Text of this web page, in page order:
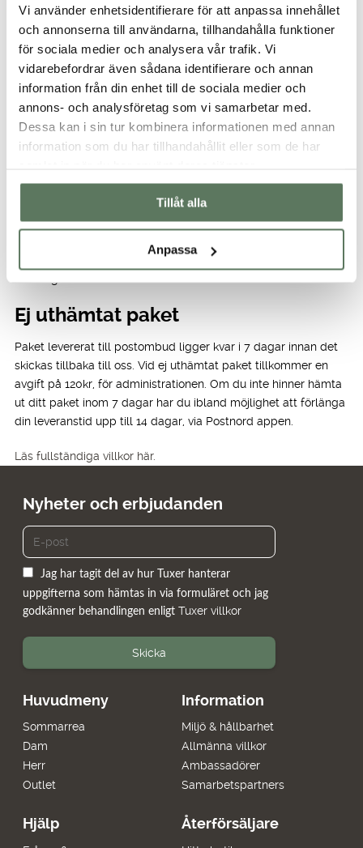
Vi använder enhetsidentifierare för att anpassa innehållet
och annonserna till användarna, tillhandahålla funktioner
för sociala medier och analysera vår trafik. Vi
vidarebefordrar även sådana identifierare och annan
information från din enhet till de sociala medier och
annons- och analysföretag som vi samarbetar med.
Dessa kan i sin tur kombinera informationen med annan
information som du har tillhandahållit eller som de har
Tillåt alla
Anpassa
Följ stegen ovan och ange byte som returorsak.Du lägger
själv en ny beställning på varan du önskar att byta till.Ett byte
registreras när ny order är lagd och vi kan inte kan garantera
tillgängligt lagersaldo i önskad storlek/färg.
genomföra ett byte, kontakta
gör en ny beställning så matchar vi priset du hade under
kampanjen/REA:n.
REKLAMATION
Har du frågor gällande reklamation, skicka ditt ärende samt
ditt ärende inom vanligtvis 1-2 arbetsdagar. Din reklamation
Ej uthämtat paket
Paket levererat till postombud ligger kvar i 7 dagar innan det
skickas tillbaka till oss. Vid ej uthämtat paket tillkommer en
avgift på 120kr, för administrationen. Om du inte hinner hämta
ut ditt paket inom 7 dagar har du ibland möjlighet att förlänga
din leveranstid upp till 14 dagar, via Postnord appen.
Läs fullständiga villkor här.
Huvudmeny
Sommarrea
Dam
Herr
Outlet
Information
Miljö & hållbarhet
Allmänna villkor
Ambassadörer
Samarbetspartners
Hjälp Återförsäljare
Nyheter och erbjudanden
Jag har tagit del av hur Tuxer hanterar
uppgifterna som hämtas in via formuläret och jag
godkänner behandlingen enligt Tuxer villkor
Skicka